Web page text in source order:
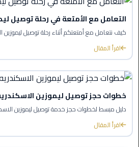
الخط
الساخن
ليموزين
العاصمة
ليموزين
الخط
الساخن
تاكسى
ليموزين
مصر
التعامل مع الأمتعة في رحلة توصيل
كيف نتعامل مع أمتعتكم أثناء رحلة توصيل ليموزين
اقرأ المقال
خطوات حجز توصيل ليموزين
دليل مبسط لخطوات حجز خدمة توصيل ليموزين
اقرأ المقال